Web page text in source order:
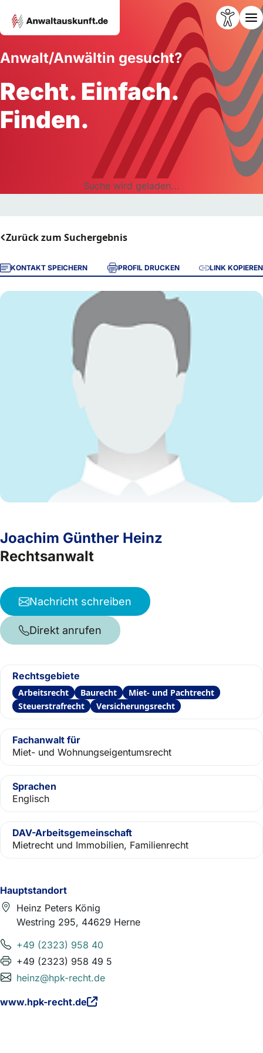
Anwalt/Anwältin gesucht?
Recht. Einfach.
Finden.
Suche wird geladen...
Zurück zum Suchergebnis
KONTAKT SPEICHERN PROFIL DRUCKEN LINK KOPIEREN
Hauptstandort
Heinz Peters König
Westring 295, 44629 Herne
+49 (2323) 958 40
+49 (2323) 958 49 5
heinz@hpk-recht.de
www.hpk-recht.de
Joachim Günther Heinz
Rechtsanwalt
Nachricht schreiben
Direkt anrufen
Rechtsgebiete
Arbeitsrecht Baurecht
Miet- und Pachtrecht
Steuerstrafrecht
Versicherungsrecht
Fachanwalt für
Miet- und Wohnungseigentumsrecht
Sprachen
Englisch
DAV-Arbeitsgemeinschaft
Mietrecht und Immobilien, Familienrecht